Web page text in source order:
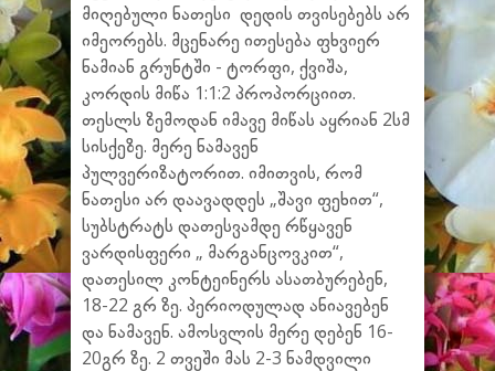
მიღებული ნათესი დედის თვისებებს არ
იმეორებს. მცენარე ითესება ფხვიერ
ნამიან გრუნტში - ტორფი, ქვიშა,
კორდის მიწა 1:1:2 პროპორციით.
თესლს ზემოდან იმავე მიწას აყრიან 2სმ
სისქეზე. მერე ნამავენ
პულვერიზატორით. იმითვის, რომ
ნათესი არ დაავადდეს „შავი ფეხით“,
სუბსტრატს დათესვამდე რწყავენ
ვარდისფერი „ მარგანცოვკით“,
დათესილ კონტეინერს ასათბურებენ,
18-22 გრ ზე. პერიოდულად ანიავებენ
და ნამავენ. ამოსვლის მერე დებენ 16-
20გრ ზე. 2 თვეში მას 2-3 ნამდვილი